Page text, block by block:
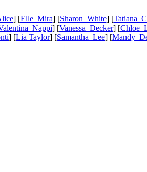
] [Elle_Mira] [Sharon_White] [
] [Vanessa_Decker] [
] [Lia Taylor] [Samantha_Lee] [